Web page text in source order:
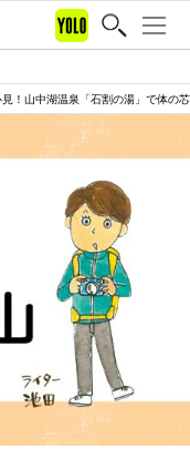
！山中湖温泉「石割の湯」で体の